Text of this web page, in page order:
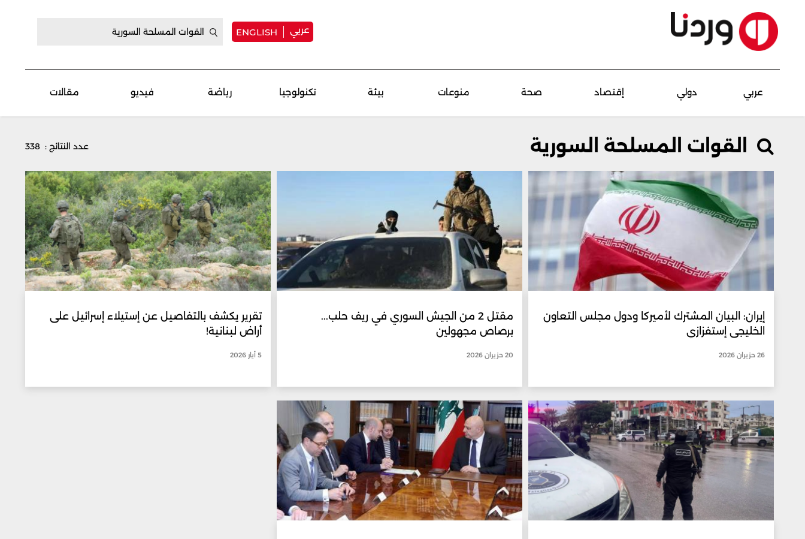
عربي ENGLISH
عربي دولي إقتصاد صحة منوعات بيئة تكنولوجيا رياضة فيديو مقالات
القوات المسلحة السورية عدد النتائج : 338
إيران: البيان المشترك لأميركا ودول مجلس التعاون
الخليجي إستفزازي
26 حزيران 2026
مقتل 2 من الجيش السوري في ريف حلب...
برصاص مجهولين
20 حزيران 2026
تقرير يكشف بالتفاصيل عن إستيلاء إسرائيل على
أراض لبنانية!
5 أيار 2026